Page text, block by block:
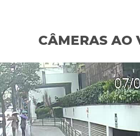
CÂMERAS AO